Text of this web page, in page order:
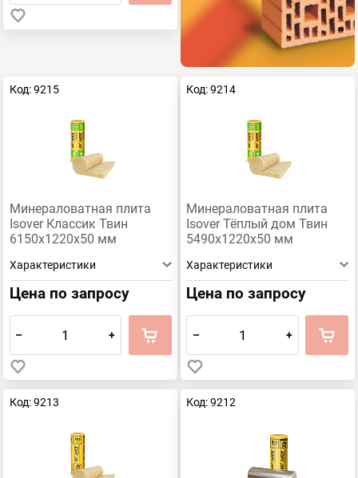
Код: 9215
Минераловатная плита
Isover Классик Твин
6150х1220х50 мм
Характеристики
Цена по запросу
– +
Код: 9214
Минераловатная плита
Isover Тёплый дом Твин
5490х1220х50 мм
Характеристики
Цена по запросу
– +
Код: 9213 Код: 9212